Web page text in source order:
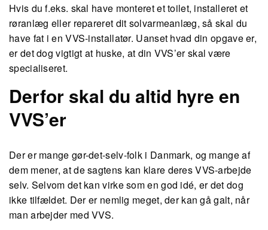
Hvis du f.eks. skal have monteret et toilet, installeret et
røranlæg eller repareret dit solvarmeanlæg, så skal du
have fat i en VVS-installatør. Uanset hvad din opgave er,
er det dog vigtigt at huske, at din VVS’er skal være
specialiseret.
Derfor skal du altid hyre en
VVS’er
Der er mange gør-det-selv-folk i Danmark, og mange af
dem mener, at de sagtens kan klare deres VVS-arbejde
selv. Selvom det kan virke som en god idé, er det dog
ikke tilfældet. Der er nemlig meget, der kan gå galt, når
man arbejder med VVS.